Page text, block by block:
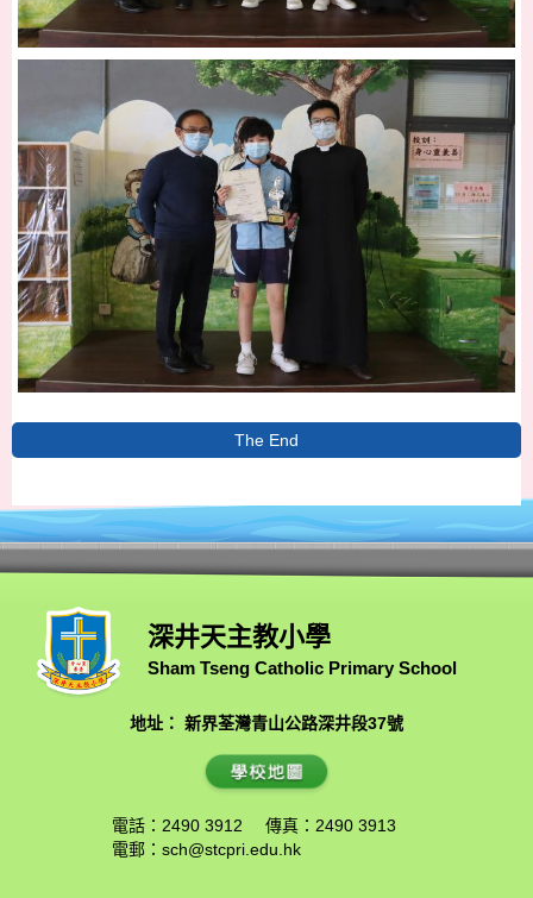
The End
深井天主教小學
Sham Tseng Catholic Primary School
地址： 新界荃灣青山公路深井段37號
電話：2490 3912
傳真：2490 3913
電郵： sch@stcpri.edu.hk